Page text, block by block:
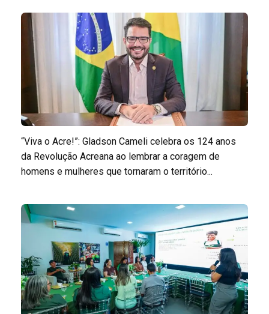
“Viva o Acre!”: Gladson Cameli celebra os 124 anos
da Revolução Acreana ao lembrar a coragem de
homens e mulheres que tornaram o território...